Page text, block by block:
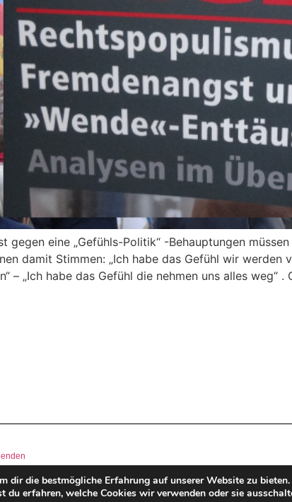
gegen eine „Gefühls-Politik“ -Behauptungen
damit Stimmen: „Ich habe das Gefühl wir werden
– „Ich habe das Gefühl die nehmen uns alles weg“
dir die bestmögliche Erfahrung auf unserer Website zu bieten.
du erfahren, welche Cookies wir verwenden oder sie